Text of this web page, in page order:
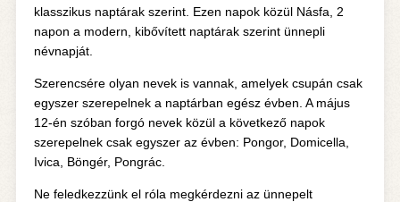
klasszikus naptárak szerint. Ezen napok közül Násfa, 2
napon a modern, kibővített naptárak szerint ünnepli
névnapját.
Szerencsére olyan nevek is vannak, amelyek csupán csak
egyszer szerepelnek a naptárban egész évben. A május
12-én szóban forgó nevek közül a következő napok
szerepelnek csak egyszer az évben: Pongor, Domicella,
Ivica, Böngér, Pongrác.
Ne feledkezzünk el róla megkérdezni az ünnepelt